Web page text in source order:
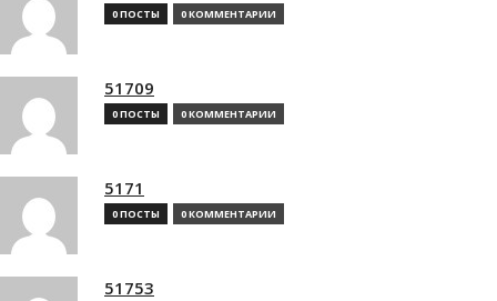
0 ПОСТЫ 0 КОММЕНТАРИИ
51709
0 ПОСТЫ 0 КОММЕНТАРИИ
5171
0 ПОСТЫ 0 КОММЕНТАРИИ
51753